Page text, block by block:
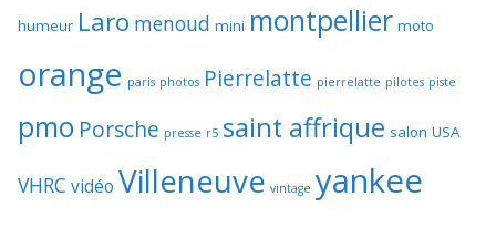
humeur Laro menoud mini montpellier moto
orange paris photos Pierrelatte pierrelatte pilotes piste
pmo Porsche presse r5 saint affrique salon USA
VHRC vidéo Villeneuve vintage yankee